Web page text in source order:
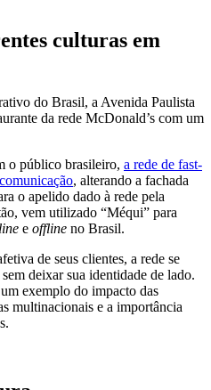
culturas em
do Brasil, a Avenida Paulista
da rede McDonald’s com um
o público brasileiro, a rede de fast-
, alterando a fachada
o apelido dado à rede pela
vem utilizado “Méqui” para
e offline no Brasil.
de seus clientes, a rede se
deixar sua identidade de lado.
exemplo do impacto das
multinacionais e a importância